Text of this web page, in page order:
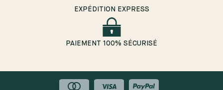
EXPÉDITION EXPRESS
PAIEMENT 100% SÉCURISÉ